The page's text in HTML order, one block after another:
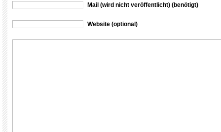
Mail (wird nicht veröffentlicht) (benötigt)
Website (optional)